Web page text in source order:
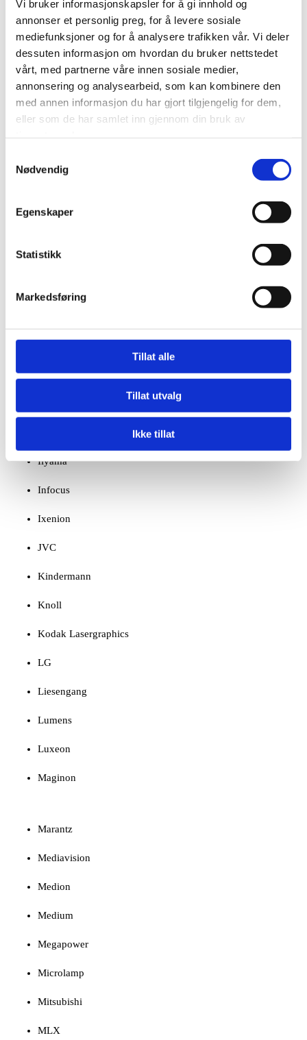
Vi bruker informasjonskapsler for å gi innhold og
annonser et personlig preg, for å levere sosiale
mediefunksjoner og for å analysere trafikken vår. Vi deler
dessuten informasjon om hvordan du bruker nettstedet
vårt, med partnerne våre innen sosiale medier,
annonsering og analysearbeid, som kan kombinere den
med annen informasjon du har gjort tilgjengelig for dem,
eller som de har samlet inn gjennom din bruk av
Nødvendig
Egenskaper
Statistikk
Markedsføring
Tillat alle
Tillat utvalg
Ikke tillat
Everest
Faqtor
Faroudja
Fuijitsu-Siemens
GEHA
Hitachi
Iiyama
Infocus
Ixenion
JVC
Kindermann
Knoll
Kodak Lasergraphics
LG
Liesengang
Lumens
Luxeon
Maginon
Marantz
Mediavision
Medion
Medium
Megapower
Microlamp
Mitsubishi
MLX